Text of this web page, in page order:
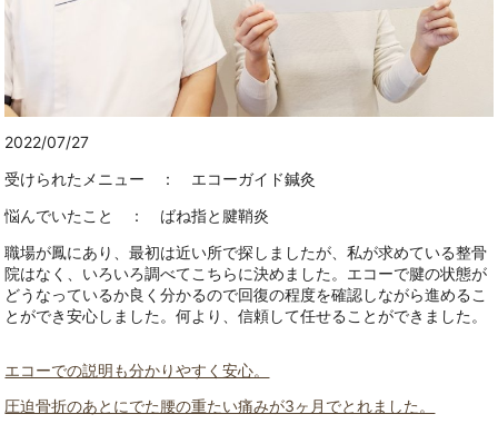
2022/07/27
受けられたメニュー ： エコーガイド鍼灸
悩んでいたこと ： ばね指と腱鞘炎
職場が鳳にあり、最初は近い所で探しましたが、私が求めている整骨
院はなく、いろいろ調べてこちらに決めました。エコーで腱の状態が
どうなっているか良く分かるので回復の程度を確認しながら進めるこ
とができ安心しました。何より、信頼して任せることができました。
エコーでの説明も分かりやすく安心。
圧迫骨折のあとにでた腰の重たい痛みが3ヶ月でとれました。